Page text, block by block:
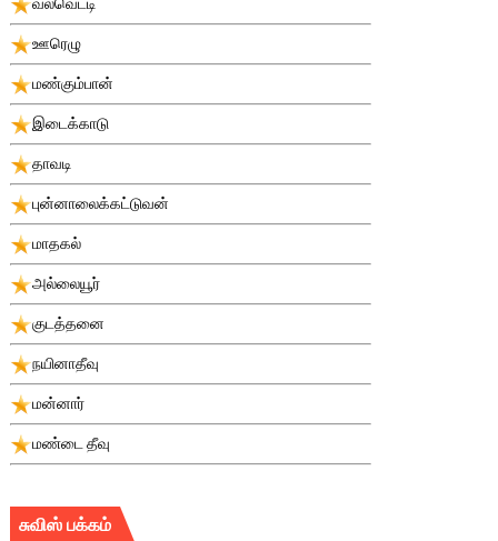
ஊரெழு
மண்கும்பான்
இடைக்காடு
தாவடி
புன்னாலைக்கட்டுவன்
மாதகல்
அல்லையூர்
குடத்தனை
நயினாதீவு
மன்னார்
மண்டை தீவு
சுவிஸ் பக்கம்